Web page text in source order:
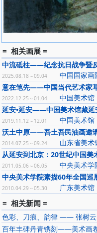
= 相关画展 =
中流砥柱——纪念抗日战争暨
2025.08.18～09.04
中国国家画
意在笔先——中国当代艺术家
2022.12.25～01.04
中国美术馆
延安•延安——中国美术馆藏延
2019.11.12～12.01
中国美术馆
沃土中原——吾土吾民油画邀
2014.07.25～09.24
山东省美术
从延安到北京：20世纪中国美
2011.05.06～06.05
中央美术学
中央美术学院素描60年全国巡
2010.04.29～05.30 广东美术馆
= 相关新闻 =
色彩、刀痕、韵律 —— 张树
百年丰碑丹青镌刻——美术画